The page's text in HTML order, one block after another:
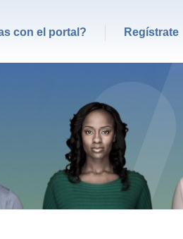
con el portal? Regístrate